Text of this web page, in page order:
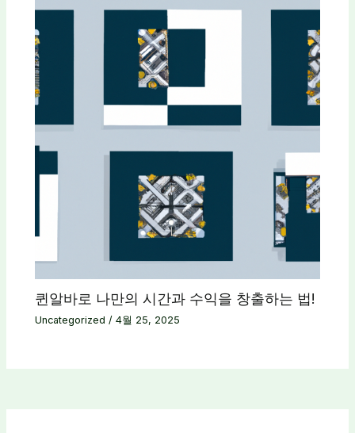
퀸알바로 나만의 시간과 수익을 창출하는 법!
Uncategorized /4월 25, 2025